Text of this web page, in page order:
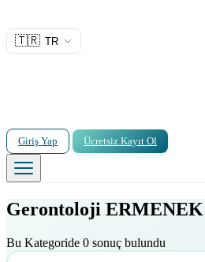
🇹🇷 TR
Giriş Yap Ücretsiz Kayıt Ol
Gerontoloji ERMENEK
Bu Kategoride 0 sonuç bulundu